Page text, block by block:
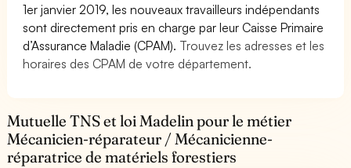
1er janvier 2019, les nouveaux travailleurs indépendants
sont directement pris en charge par leur Caisse Primaire
d’Assurance Maladie (CPAM). Trouvez les adresses et les
horaires des CPAM de votre département.
Mutuelle TNS et loi Madelin pour le métier
Mécanicien-réparateur / Mécanicienne-
réparatrice de matériels forestiers